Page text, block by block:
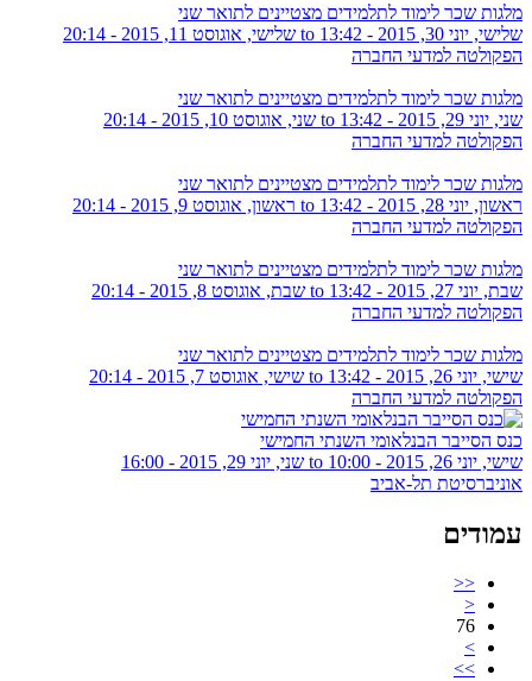
מלגות שכר לימוד לתלמידים מצטיינים לתואר שני
שלישי, יוני 30, 2015 - 13:42
שלישי, אוגוסט 11, 2015 - 20:14
הפקולטה למדעי החברה
מלגות שכר לימוד לתלמידים מצטיינים לתואר שני
שני, יוני 29, 2015 - 13:42
שני, אוגוסט 10, 2015 - 20:14
הפקולטה למדעי החברה
מלגות שכר לימוד לתלמידים מצטיינים לתואר שני
ראשון, יוני 28, 2015 - 13:42
ראשון, אוגוסט 9, 2015 - 20:14
הפקולטה למדעי החברה
מלגות שכר לימוד לתלמידים מצטיינים לתואר שני
שבת, יוני 27, 2015 - 13:42
שבת, אוגוסט 8, 2015 - 20:14
הפקולטה למדעי החברה
מלגות שכר לימוד לתלמידים מצטיינים לתואר שני
שישי, יוני 26, 2015 - 13:42
שישי, אוגוסט 7, 2015 - 20:14
הפקולטה למדעי החברה
כנס הסייבר הבנלאומי השנתי החמישי
שישי, יוני 26, 2015 - 10:00
שני, יוני 29, 2015 - 16:00
אוניברסיטת תל-אביב
עמודים
<<
<
76
>
>>